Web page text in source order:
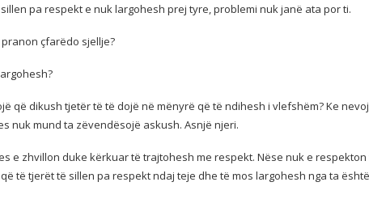
pa respekt e nuk largohesh prej tyre, problemi nuk janë ata por ti.
çfarëdo sjellje?
që dikush tjetër të të dojë në mënyrë që të ndihesh i vlefshëm? Ke
nuk mund ta zëvendësojë askush. Asnjë njeri.
e zhvillon duke kërkuar të trajtohesh me respekt. Nëse nuk e
të tjerët të sillen pa respekt ndaj teje dhe të mos largohesh nga ta